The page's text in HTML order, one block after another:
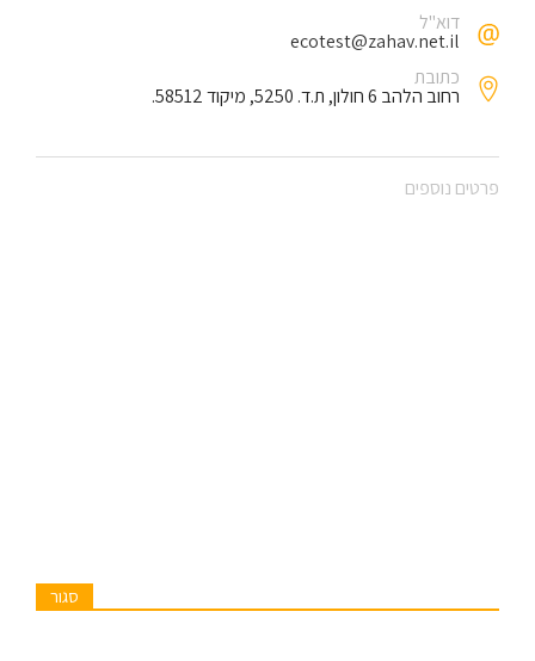
דוא"ל
ecotest@zahav.net.il
כתובת
רחוב הלהב 6 חולון, ת.ד. 5250, מיקוד 58512.
פרטים נוספים
סגור